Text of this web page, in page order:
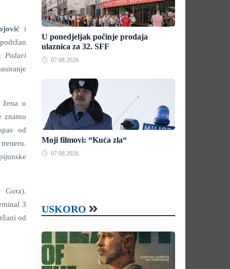
i
Požari
u
znatno
od
3
od
U ponedjeljak počinje prodaja
ulaznica za 32. SFF
07.08.2026.
Moji filmovi: “Kuća zla“
07.08.2026.
USKORO